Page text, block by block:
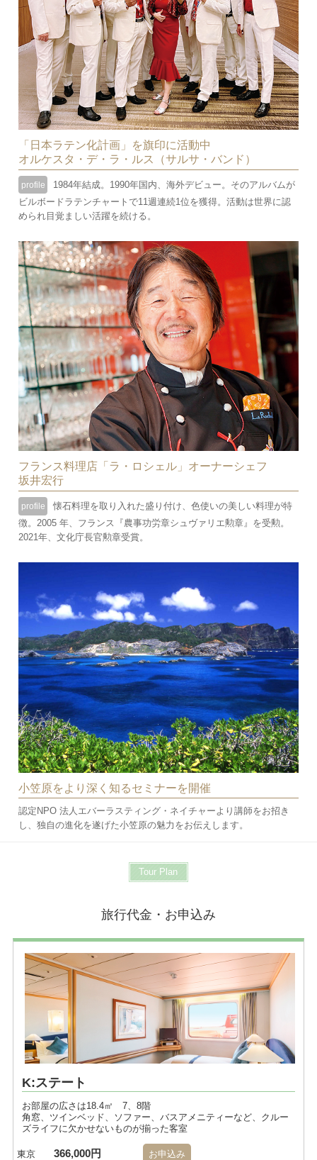
「日本ラテン化計画」を旗印に活動中
オルケスタ・デ・ラ・ルス（サルサ・バンド）
profile
1984年結成。1990年国内、海外デビュー。そのアルバムが
ビルボードラテンチャートで11週連続1位を獲得。活動は世界に認
められ目覚ましい活躍を続ける。
フランス料理店「ラ・ロシェル」オーナーシェフ
坂井宏行
profile
懐石料理を取り入れた盛り付け、色使いの美しい料理が特
徴。2005 年、フランス『農事功労章シュヴァリエ勲章』を受勲。
2021年、文化庁長官勲章受賞。
小笠原をより深く知るセミナーを開催
認定NPO 法人エバーラスティング・ネイチャーより講師をお招き
し、独自の進化を遂げた小笠原の魅力をお伝えします。
Tour Plan
旅行代金・お申込み
K:ステート
お部屋の広さは18.4㎡ 7、8階
角窓、ツインベッド、ソファー、バスアメニティーなど、クルー
ズライフに欠かせないものが揃った客室
東京 366,000円 お申込み